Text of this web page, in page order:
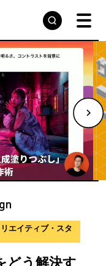
法と思考プロセス
セスを学